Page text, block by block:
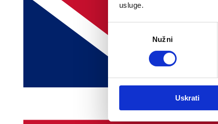
usluge.
Nužni
Uskrati